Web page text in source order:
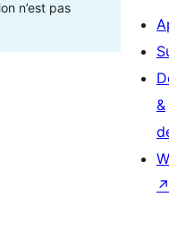
n’est pas
&
↗